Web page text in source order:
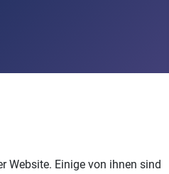
Website. Einige von ihnen sind